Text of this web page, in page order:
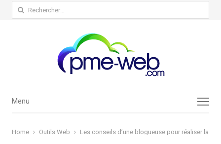
Rechercher :
Menu
Menu
Home Outils Web Les conseils d’une blogueuse pour réaliser la